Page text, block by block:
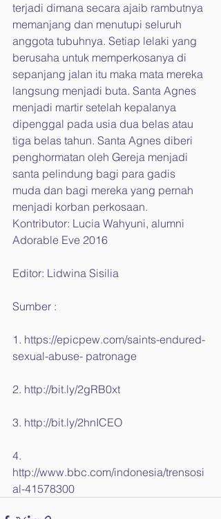
terjadi dimana secara ajaib rambutnya
memanjang dan menutupi seluruh
anggota tubuhnya. Setiap lelaki yang
berusaha untuk memperkosanya di
sepanjang jalan itu maka mata mereka
langsung menjadi buta. Santa Agnes
menjadi martir setelah kepalanya
dipenggal pada usia dua belas atau
tiga belas tahun. Santa Agnes diberi
penghormatan oleh Gereja menjadi
santa pelindung bagi para gadis
muda dan bagi mereka yang pernah
menjadi korban perkosaan.
Kontributor: Lucia Wahyuni, alumni
Adorable Eve 2016
Editor: Lidwina Sisilia
Sumber :
1. https://epicpew.com/saints-endured-
sexual-abuse- patronage
2. http://bit.ly/2gRB0xt
3. http://bit.ly/2hnICEO
4.
http://www.bbc.com/indonesia/trensosi
al-41578300